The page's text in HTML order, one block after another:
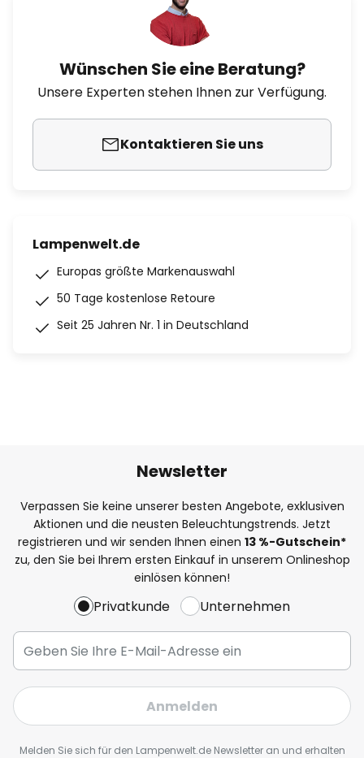
Wünschen Sie eine Beratung?
Unsere Experten stehen Ihnen zur Verfügung.
Kontaktieren Sie uns
Lampenwelt.de
Europas größte Markenauswahl
50 Tage kostenlose Retoure
Seit 25 Jahren Nr. 1 in Deutschland
Newsletter
Verpassen Sie keine unserer besten Angebote, exklusiven
Aktionen und die neusten Beleuchtungstrends. Jetzt
registrieren und wir senden Ihnen einen 13 %-Gutschein*
zu, den Sie bei Ihrem ersten Einkauf in unserem Onlineshop
einlösen können!
Privatkunde Unternehmen
Anmelden
Melden Sie sich für den Lampenwelt.de Newsletter an und erhalten